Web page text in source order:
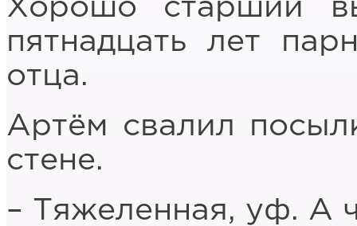
Хорошо старший
пятнадцать лет
отца.
Артём свалил
стене.
– Тяжеленная, уф. А